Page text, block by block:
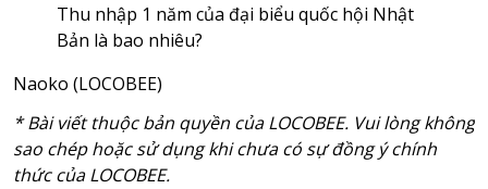
Thu nhập 1 năm của đại biểu quốc hội Nhật
Bản là bao nhiêu?
Naoko (LOCOBEE)
* Bài viết thuộc bản quyền của LOCOBEE. Vui lòng không
sao chép hoặc sử dụng khi chưa có sự đồng ý chính
thức của LOCOBEE.